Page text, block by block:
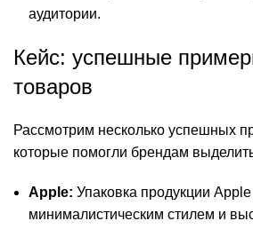
аудитории.
Кейс: успешные
товаров
Рассмотрим несколько успешных
которые помогли брендам
Apple: Упаковка продукции Apple
минималистическим стилем и